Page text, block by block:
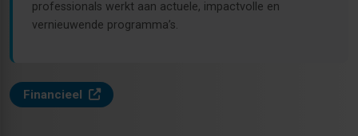
professionals werkt aan actuele, impactvolle en
vernieuwende programma’s.
Financieel